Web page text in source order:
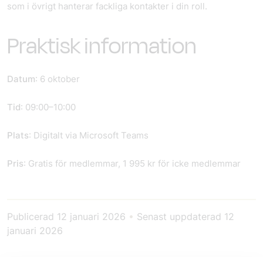
som i övrigt hanterar fackliga kontakter i din roll.
Praktisk information
Datum: 6 oktober
Tid: 09:00–10:00
Plats: Digitalt via Microsoft Teams
Pris: Gratis för medlemmar, 1 995 kr för icke medlemmar
Publicerad 12 januari 2026 • Senast uppdaterad 12
januari 2026